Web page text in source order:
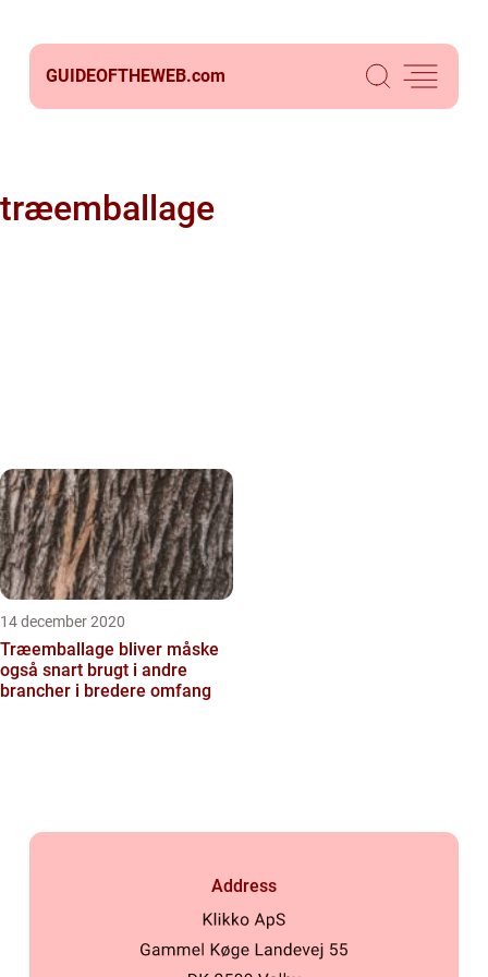
GUIDEOFTHEWEB.com
træemballage
14 december 2020
Træemballage bliver måske
også snart brugt i andre
brancher i bredere omfang
Address